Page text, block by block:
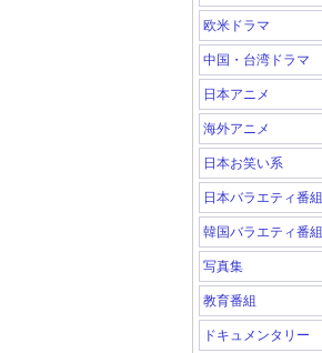
欧米ドラマ
中国・台湾ドラマ
日本アニメ
海外アニメ
日本お笑い系
日本バラエティ番組
韓国バラエティ番組
写真集
教育番組
ドキュメンタリー